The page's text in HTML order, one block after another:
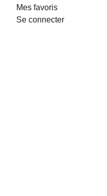
Mes favoris
Se connecter